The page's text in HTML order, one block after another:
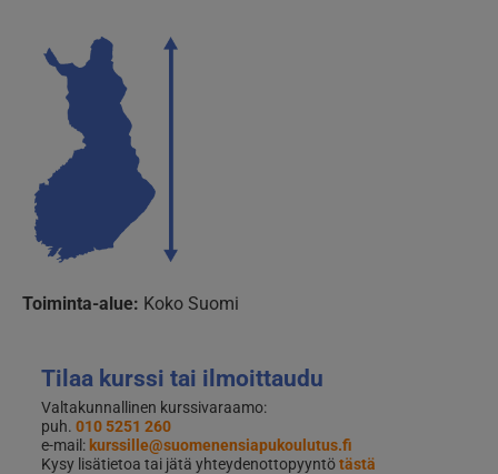
Toiminta-alue: Koko Suomi
Tilaa kurssi tai ilmoittaudu
Valtakunnallinen kurssivaraamo:
puh. 010 5251 260
e-mail: kurssille@suomenensiapukoulutus.fi
Kysy lisätietoa tai jätä yhteydenottopyyntötästä